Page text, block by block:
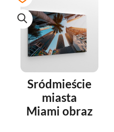
Sródmieście
miasta
Miami obraz